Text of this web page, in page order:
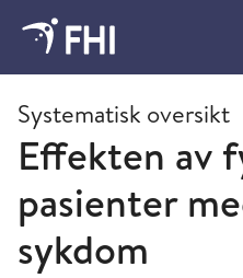
2009 og eldre
Systematisk oversikt
Effekten av
pasienter
sykdom